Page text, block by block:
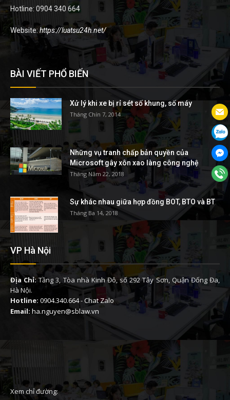
Hotline: 0904 340 664
Website: https://luatsu24h.net/
BÀI VIẾT PHỔ BIẾN
Xử lý khi xe bị rỉ sét số khung, số máy
Tháng Chín 7, 2014
Những vụ tranh chấp bản quyền của
Microsoft gây xôn xao làng công nghệ
Tháng Năm 22, 2018
Sự khác nhau giữa hợp đồng BOT, BTO và BT
Tháng Ba 14, 2018
VP Hà Nội
Địa Chỉ: Tầng 3, Tòa nhà Kinh Đô, số 292 Tây Sơn, Quận Đống Đa,
Hà Nội.
Hotline: 0904.340.664-Chat Zalo
Email: ha.nguyen@sblaw.vn
Xem chỉ đường: